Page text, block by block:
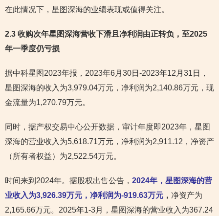
在此情况下，星图深海的业绩表现或值得关注。
2.3 收购次年星图深海营收下滑且净利润由正转负，至2025
年一季度仍亏损
据中科星图2023年报，2023年6月30日-2023年12月31日，
星图深海的收入为3,979.04万元，净利润为2,140.86万元，现
金流量为1,270.79万元。
同时，据产权交易中心公开数据，审计年度即2023年，星图
深海的营业收入为5,618.71万元，净利润为2,911.12，净资产
（所有者权益）为2,522.54万元。
时间来到2024年。据股权出售公告， 2024年，星图深海的营
业收入为3,926.39万元，净利润为-919.63万元 ， 净资产为
2,165.66万元。2025年1-3月，星图深海的营业收入为367.24